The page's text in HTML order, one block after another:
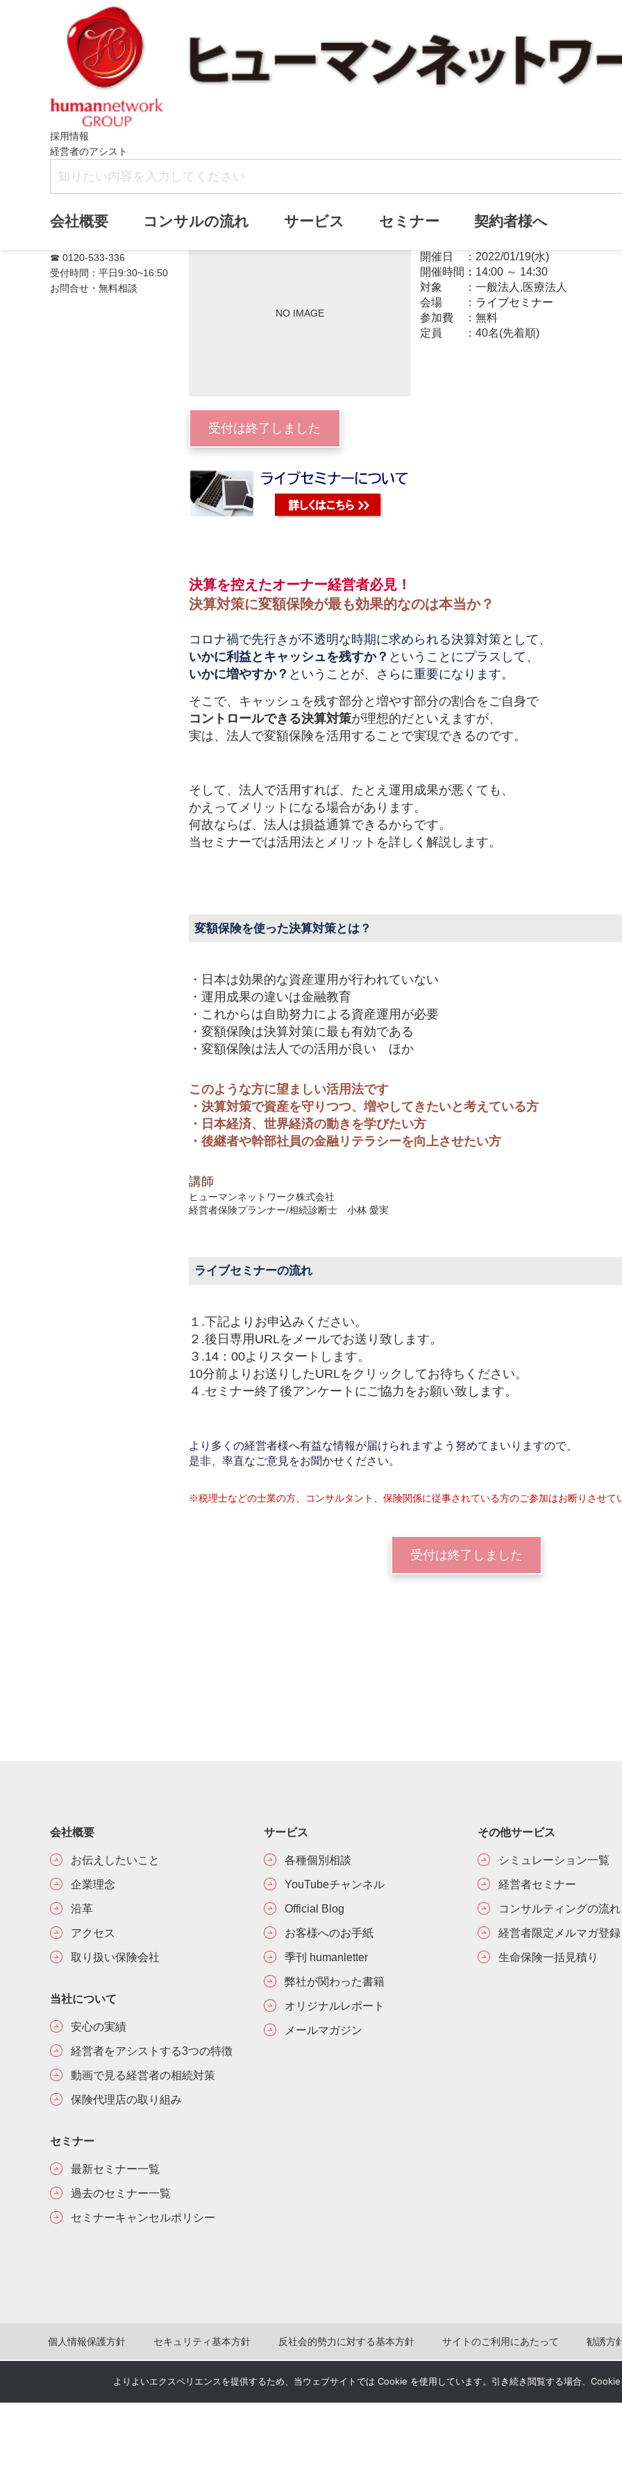
採用情報
経営者のアシスト
会社概要 コンサルの流れ サービス セミナー 契約者様へ
☎ 0120-533-336
受付時間：平日9:30~16:50
お問合せ・無料相談
満席
変額保険を使った決算対策とは？
NO IMAGE
開催日
2022/01/19(水)
開催時間： 14:00 ～ 14:30
対象
一般法人,医療法人
会場
ライブセミナー
参加費
無料
定員
40名(先着順)
受付は終了しました
決算を控えたオーナー経営者必見！
決算対策に変額保険が最も効果的なのは本当か？
コロナ禍で先行きが不透明な時期に求められる決算対策として、
いかに利益とキャッシュを残すか？ ということにプラスして、
いかに増やすか？ ということが、さらに重要になります。
そこで、キャッシュを残す部分と増やす部分の割合をご自身で
コントロールできる決算対策が理想的だといえますが、
実は、法人で変額保険を活用することで実現できるのです。
そして、法人で活用すれば、たとえ運用成果が悪くても、
かえってメリットになる場合があります。
何故ならば、法人は損益通算できるからです。
当セミナーでは活用法とメリットを詳しく解説します。
変額保険を使った決算対策とは？
・日本は効果的な資産運用が行われていない
・運用成果の違いは金融教育
・これからは自助努力による資産運用が必要
・変額保険は決算対策に最も有効である
・変額保険は法人での活用が良い ほか
このような方に望ましい活用法です
・決算対策で資産を守りつつ、増やしてきたいと考えている方
・日本経済、世界経済の動きを学びたい方
・後継者や幹部社員の金融リテラシーを向上させたい方
講師
ヒューマンネットワーク株式会社
経営者保険プランナー/相続診断士 小林 愛実
ライブセミナーの流れ
１.下記よりお申込みください。
２.後日専用URLをメールでお送り致します。
３.14：00よりスタートします。
10分前よりお送りしたURLをクリックしてお待ちください。
４.セミナー終了後アンケートにご協力をお願い致します。
より多くの経営者様へ有益な情報が届けられますよう努めてまいりますので、
是非、率直なご意見をお聞かせください。
※税理士などの士業の方、コンサルタント、保険関係に従事されている方のご参加はお断りさせて
受付は終了しました
会社概要
お伝えしたいこと
企業理念
沿革
アクセス
取り扱い保険会社
当社について
安心の実績
経営者をアシストする3つの特徴
動画で見る経営者の相続対策
保険代理店の取り組み
セミナー
最新セミナー一覧
過去のセミナー一覧
セミナーキャンセルポリシー
サービス
各種個別相談
YouTubeチャンネル
Official Blog
お客様へのお手紙
季刊 humanletter
弊社が関わった書籍
オリジナルレポート
メールマガジン
その他サービス
シミュレーション一覧
経営者セミナー
コンサルティングの流れ
経営者限定メルマガ登録
生命保険一括見積り
個人情報保護方針 セキュリティ基本方針 反社会的勢力に対する基本方針 サイトのご利用にあたって 勧誘方
Copyright(c) 2004-2026Humannetwork Inc. All rights reserved.
よりよいエクスペリエンスを提供するため、当ウェブサイトでは Cookie を使用しています。引き続き閲覧する場合、Cookie